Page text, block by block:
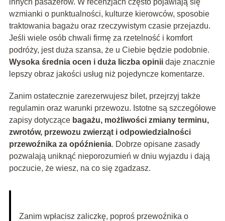
wzmianki o punktualności, kulturze kierowców, sposobie
traktowania bagażu oraz rzeczywistym czasie przejazdu.
Jeśli wiele osób chwali firmę za rzetelność i komfort
podróży, jest duża szansa, że u Ciebie będzie podobnie.
Wysoka średnia ocen i duża liczba opiniidaje znacznie
lepszy obraz jakości usług niż pojedyncze komentarze.
Zanim ostatecznie zarezerwujesz bilet, przejrzyj także
regulamin oraz warunki przewozu. Istotne są szczegółowe
zapisy dotyczące bagażu, możliwości zmiany terminu,
zwrotów, przewozu zwierząt i odpowiedzialności
przewoźnika za opóźnienia. Dobrze opisane zasady
pozwalają uniknąć nieporozumień w dniu wyjazdu i dają
poczucie, że wiesz, na co się zgadzasz.
Zanim wpłacisz zaliczkę, poproś przewoźnika o